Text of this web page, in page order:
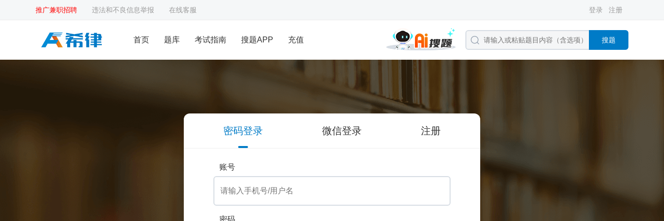
推广兼职招聘 违法和不良信息举报 在线客服 登录 注册
首页 题库 考试指南 搜题APP 充值 搜题
密码登录 微信登录 注册
账号
密码